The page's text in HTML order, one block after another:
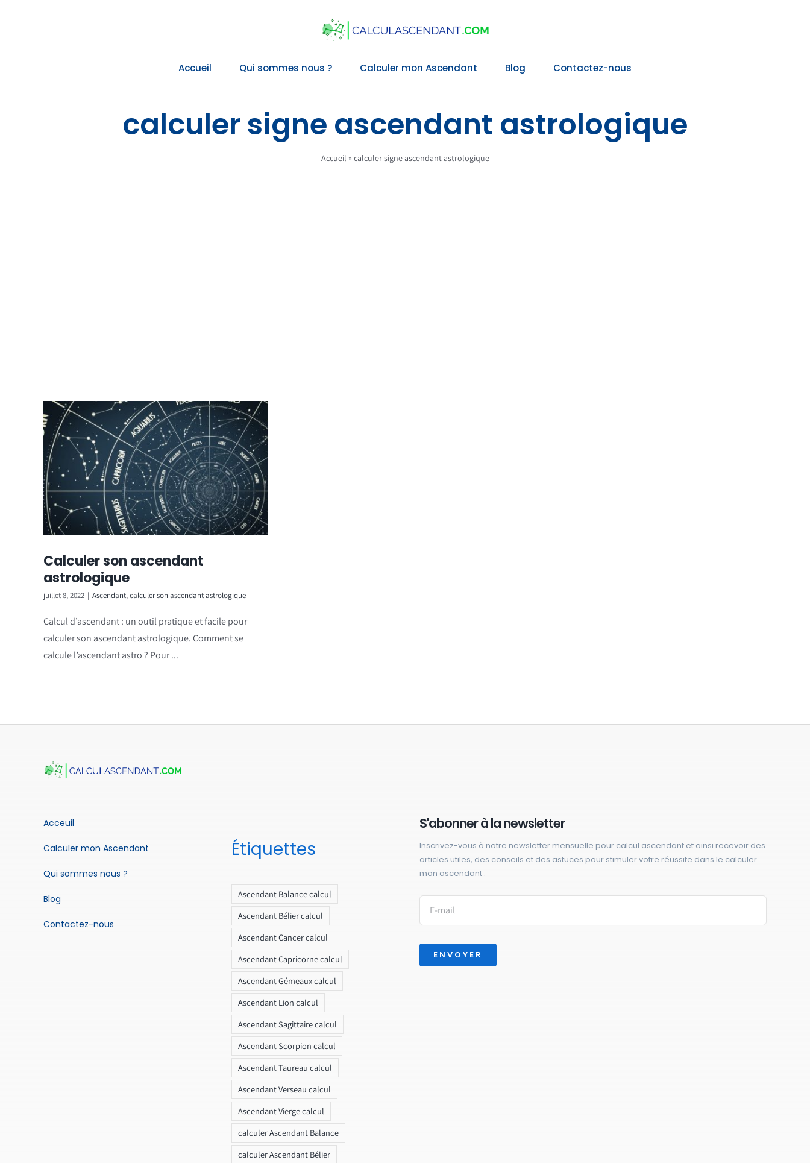
Accueil Qui sommes nous ? Calculer mon Ascendant Blog Contactez-nous
calculer signe ascendant astrologique
Accueil »calculer signe ascendant astrologique
Calculer son ascendant
astrologique
juillet 8, 2022 | Ascendant,calculer son ascendant astrologique
Calcul d’ascendant : un outil pratique et facile pour
calculer son ascendant astrologique. Comment se
calcule l’ascendant astro ? Pour ...
Acceuil
Calculer mon Ascendant
Qui sommes nous ?
Blog
Contactez-nous
Étiquettes
Ascendant Balance calcul
Ascendant Bélier calcul
Ascendant Cancer calcul
Ascendant Capricorne calcul
Ascendant Gémeaux calcul
Ascendant Lion calcul
Ascendant Sagittaire calcul
Ascendant Scorpion calcul
Ascendant Taureau calcul
Ascendant Verseau calcul
Ascendant Vierge calcul
calculer Ascendant Balance
calculer Ascendant Bélier
S'abonner à la newsletter
Inscrivez-vous à notre newsletter mensuelle pour calcul ascendant et ainsi recevoir des
articles utiles, des conseils et des astuces pour stimuler votre réussite dans le calculer
mon ascendant :
ENVOYER